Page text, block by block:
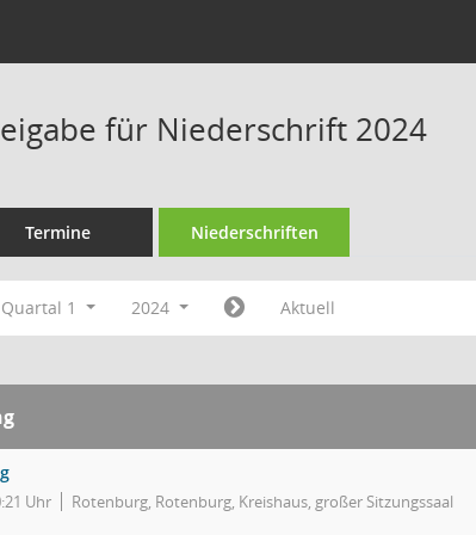
für Niederschrift 2024
Termine Niederschriften
Quartal 1 2024 Aktuell
Uhr Rotenburg, Rotenburg, Kreishaus, großer Sitzungssaal